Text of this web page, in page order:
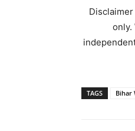
only.
TAGS Bihar